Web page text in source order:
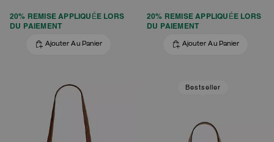
20% REMISE APPLIQUÉE LORS
DU PAIEMENT
Ajouter Au Panier
20% REMISE APPLIQUÉE LORS
DU PAIEMENT
Ajouter Au Panier
Bestseller